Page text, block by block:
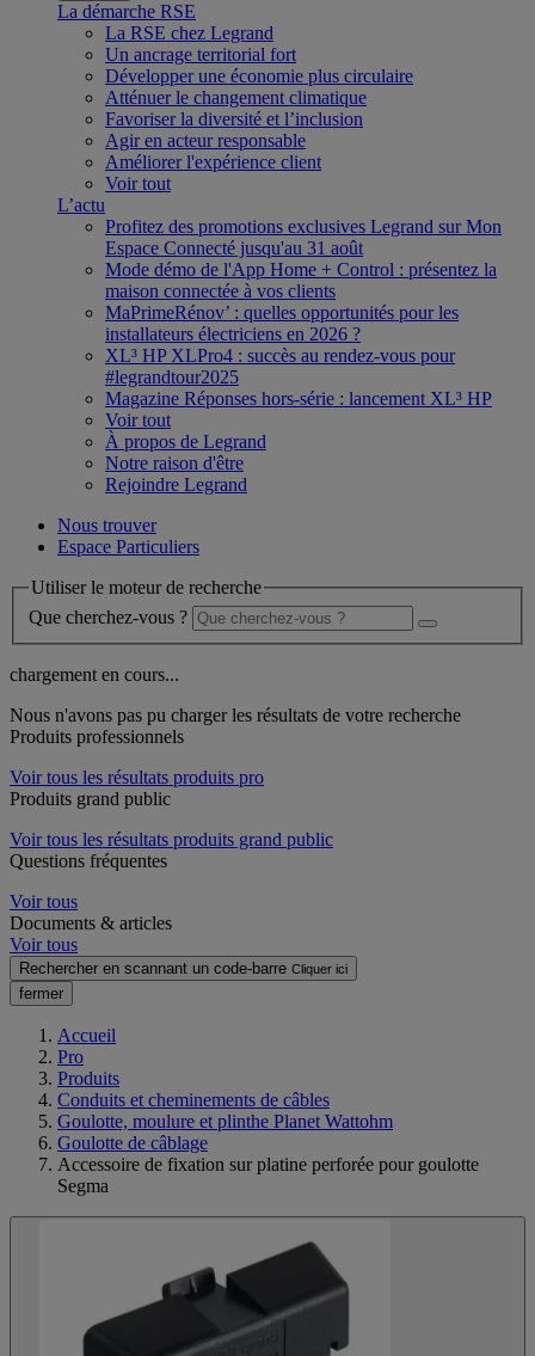
La démarche RSE
La RSE chez Legrand
Un ancrage territorial fort
Développer une économie plus circulaire
Atténuer le changement climatique
Favoriser la diversité et l’inclusion
Agir en acteur responsable
Améliorer l'expérience client
Voir tout
L’actu
Profitez des promotions exclusives Legrand sur Mon
Espace Connecté jusqu'au 31 août
Mode démo de l'App Home + Control : présentez la
maison connectée à vos clients
MaPrimeRénov’ : quelles opportunités pour les
installateurs électriciens en 2026 ?
XL³ HP XLPro4 : succès au rendez-vous pour
#legrandtour2025
Magazine Réponses hors-série : lancement XL³ HP
Voir tout
À propos de Legrand
Notre raison d'être
Rejoindre Legrand
Nous trouver
Espace Particuliers
Utiliser le moteur de recherche
Que cherchez-vous ?
chargement en cours...
Nous n'avons pas pu charger les résultats de votre recherche
Produits professionnels
Voir tous les résultats produits pro
Produits grand public
Voir tous les résultats produits grand public
Questions fréquentes
Voir tous
Documents & articles
Voir tous
Rechercher en scannant un code-barre Cliquer ici
fermer
Accueil
Pro
Produits
Conduits et cheminements de câbles
Goulotte, moulure et plinthe Planet Wattohm
Goulotte de câblage
Accessoire de fixation sur platine perforée pour goulotte
Segma